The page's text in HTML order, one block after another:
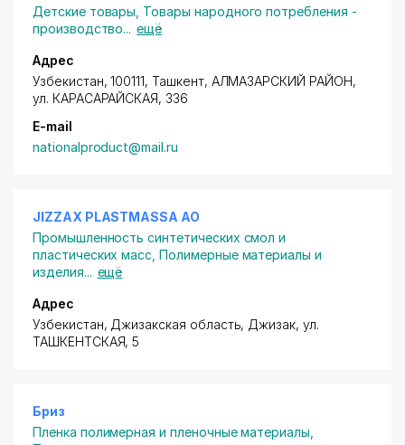
Детские товары Товары народного потребления -
производство... ещё
Адрес
Узбекистан, 100111, Ташкент, АЛМАЗАРСКИЙ РАЙОН,
ул. КАРАСАРАЙСКАЯ, 336
E-mail
nationalproduct@mail.ru
JIZZAX PLASTMASSA АО
Промышленность синтетических смол и
пластических масс ,Полимерные материалы и
изделия... ещё
Адрес
Узбекистан, Джизакская область, Джизак, ул.
ТАШКЕНТСКАЯ, 5
Бриз
Пленка полимерная и пленочные материалы